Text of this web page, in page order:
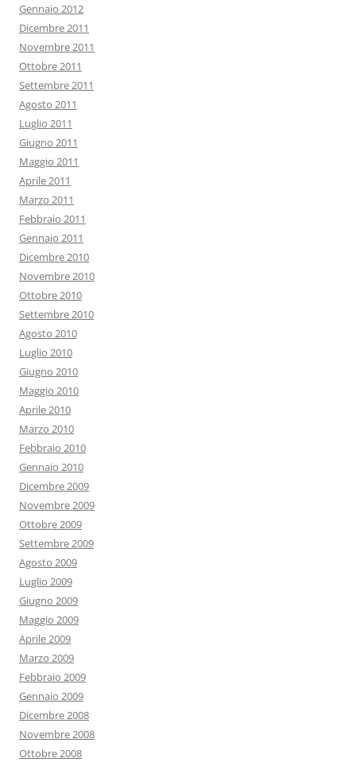
Gennaio 2012
Dicembre 2011
Novembre 2011
Ottobre 2011
Settembre 2011
Agosto 2011
Luglio 2011
Giugno 2011
Maggio 2011
Aprile 2011
Marzo 2011
Febbraio 2011
Gennaio 2011
Dicembre 2010
Novembre 2010
Ottobre 2010
Settembre 2010
Agosto 2010
Luglio 2010
Giugno 2010
Maggio 2010
Aprile 2010
Marzo 2010
Febbraio 2010
Gennaio 2010
Dicembre 2009
Novembre 2009
Ottobre 2009
Settembre 2009
Agosto 2009
Luglio 2009
Giugno 2009
Maggio 2009
Aprile 2009
Marzo 2009
Febbraio 2009
Gennaio 2009
Dicembre 2008
Novembre 2008
Ottobre 2008